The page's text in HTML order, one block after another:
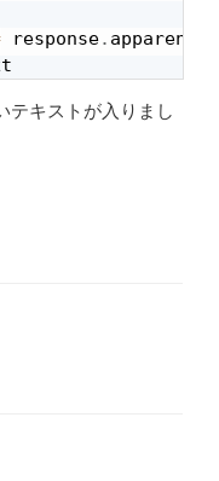
response.
テキストが入りまし